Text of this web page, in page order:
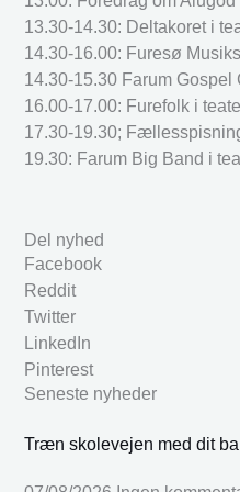
13.30-14.30: Deltakoret i
14.30-16.00: Furesø
14.30-15.30 Farum Gospel
16.00-17.00: Furefolk i
17.30-19.30;
19.30: Farum Big Band i
Del nyhed
Facebook
Reddit
Twitter
LinkedIn
Pinterest
Seneste nyheder
Træn skolevejen med dit